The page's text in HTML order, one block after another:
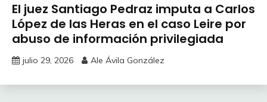
El juez Santiago Pedraz imputa a Carlos
López de las Heras en el caso Leire por
abuso de información privilegiada
julio 29, 2026 Ale Ávila González